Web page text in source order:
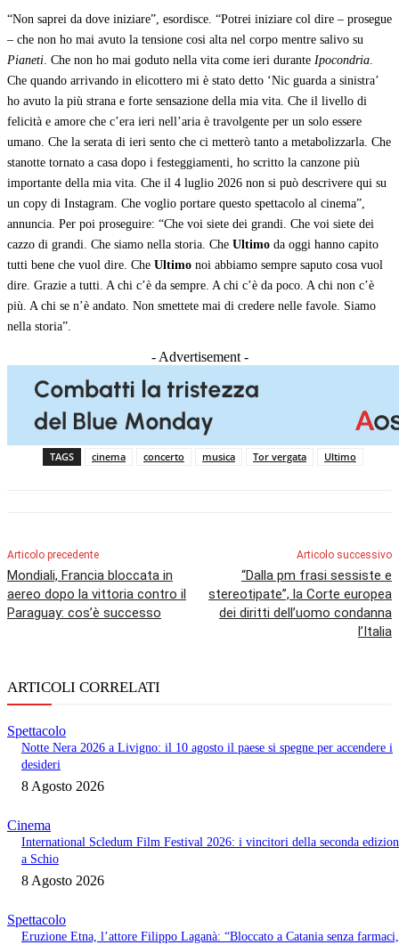
“Non saprei da dove iniziare”, esordisce. “Potrei iniziare col dire – prosegue
– che non ho mai avuto la tensione cosi alta nel corpo mentre salivo su
Pianeti . Che non ho mai goduto nella vita come ieri durante Ipocondria
Che quando arrivando in elicottero mi è stato detto ‘Nic guarda a sinistra’
ho avuto la più strana e forte sensazione della mia vita. Che il livello di
felicità e amore che c’era ieri nell’aria è travolgente per un solo essere
umano. Che la serata di ieri sento che ci metterò tanto a metabolizzarla. Che
stanotte tornato a casa dopo i festeggiamenti, ho scritto la canzone più
importante della mia vita. Che il 4 luglio 2026 non si può descrivere qui su
un copy di Instagram. Che voglio portare questo spettacolo al cinema”,
annuncia. Per poi proseguire: “Che voi siete dei grandi. Che voi siete dei
cazzo di grandi. Che siamo nella storia. Che Ultimo da oggi hanno capito
tutti bene che vuol dire. Che Ultimo noi abbiamo sempre saputo cosa vuol
dire. Grazie a tutti. A chi c’è da sempre. A chi c’è da poco. A chi non c’è
più. A chi se n’è andato. Non smettete mai di credere nelle favole. Siamo
nella storia”.
- Advertisement -
TAGS cinema concerto musica Tor vergata Ultimo
Articolo precedente
Mondiali, Francia bloccata in
aereo dopo la vittoria contro il
Paraguay: cos’è successo
Articolo successivo
“Dalla pm frasi sessiste e
stereotipate”, la Corte europea
dei diritti dell’uomo condanna
l’Italia
ARTICOLI CORRELATI
Spettacolo
Notte Nera 2026 a Livigno: il 10 agosto il paese si spegne per accendere i
desideri
8 Agosto 2026
Cinema
International Scledum Film Festival 2026: i vincitori della seconda
a Schio
8 Agosto 2026
Spettacolo
Eruzione Etna, l’attore Filippo Laganà: “Bloccato a Catania senza farmaci,